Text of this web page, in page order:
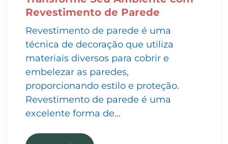
Revestimento de Parede
Revestimento de parede é uma
técnica de decoração que utiliza
materiais diversos para cobrir e
embelezar as paredes,
proporcionando estilo e proteção.
Revestimento de parede é uma
excelente forma de…